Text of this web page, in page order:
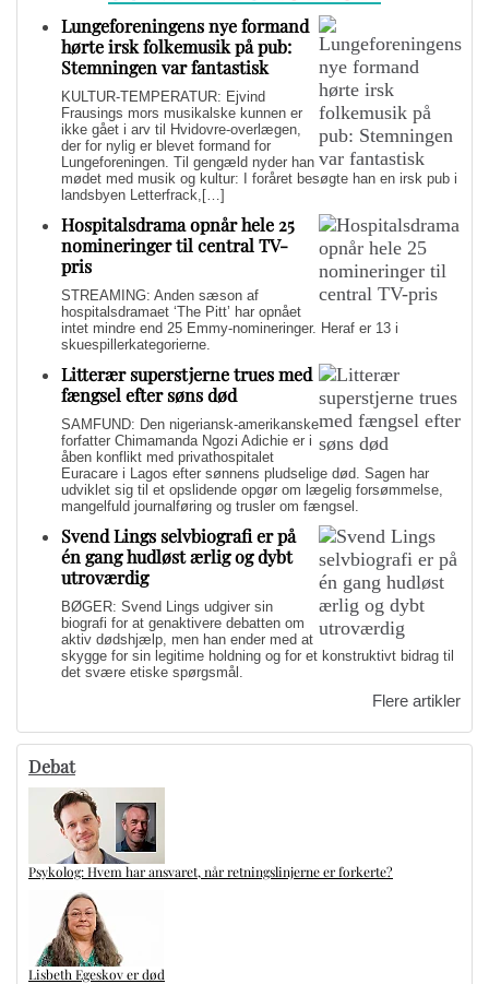
Lungeforeningens nye formand
hørte irsk folkemusik på pub:
Stemningen var fantastisk
KULTUR-TEMPERATUR: Ejvind
Frausings mors musikalske kunnen er
ikke gået i arv til Hvidovre-overlægen,
der for nylig er blevet formand for
Lungeforeningen. Til gengæld nyder han
mødet med musik og kultur: I foråret besøgte han en irsk pub i
landsbyen Letterfrack,[…]
Hospitalsdrama opnår hele 25
nomineringer til central TV-
pris
STREAMING: Anden sæson af
hospitalsdramaet ‘The Pitt’ har opnået
intet mindre end 25 Emmy-nomineringer. Heraf er 13 i
skuespillerkategorierne.
Litterær superstjerne trues med
fængsel efter søns død
SAMFUND: Den nigeriansk-amerikanske
forfatter Chimamanda Ngozi Adichie er i
åben konflikt med privathospitalet
Euracare i Lagos efter sønnens pludselige død. Sagen har
udviklet sig til et opslidende opgør om lægelig forsømmelse,
mangelfuld journalføring og trusler om fængsel.
Svend Lings selvbiografi er på
én gang hudløst ærlig og dybt
utroværdig
BØGER: Svend Lings udgiver sin
biografi for at genaktivere debatten om
aktiv dødshjælp, men han ender med at
skygge for sin legitime holdning og for et konstruktivt bidrag til
det svære etiske spørgsmål.
Flere artikler
Debat
Psykolog: Hvem har ansvaret, når retningslinjerne er forkerte?
Lisbeth Egeskov er død